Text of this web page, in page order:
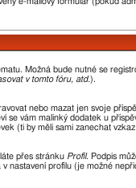
Možná bude nutné se
v tomto fóru, atd.).
nebo mazat jen svoje
se vám malinký dodatek u
(ti by měli sami zanechat
přes stránku Profil. Podpis
nastavení profilu (je možné